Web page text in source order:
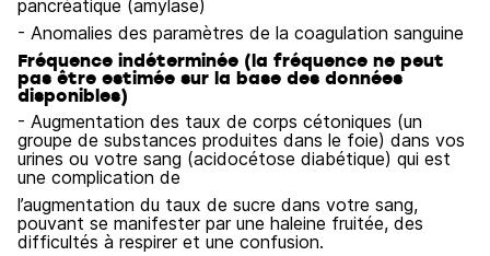
pancréatique (amylase)
- Anomalies des paramètres de la coagulation sanguine
Fréquence indéterminée (la fréquence ne peut
pas être estimée sur la base des données
disponibles)
- Augmentation des taux de corps cétoniques (un
groupe de substances produites dans le foie) dans vos
urines ou votre sang (acidocétose diabétique) qui est
une complication de
l’augmentation du taux de sucre dans votre sang,
pouvant se manifester par une haleine fruitée, des
difficultés à respirer et une confusion.